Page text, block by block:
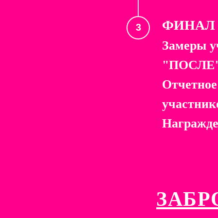
ФИНАЛ
Замеры
"ПОСЛЕ"